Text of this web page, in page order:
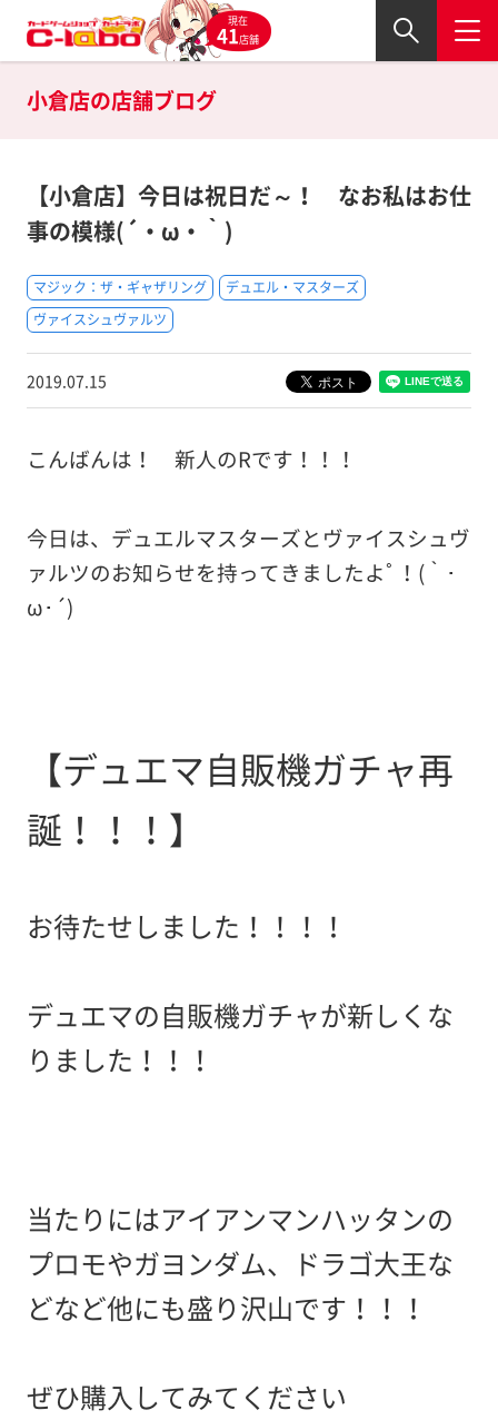
現在
41店舗
小倉店の店舗ブログ
【小倉店】今日は祝日だ～！ なお私はお仕
事の模様(´・ω・｀)
マジック：ザ・ギャザリング
デュエル・マスターズ
ヴァイスシュヴァルツ
2019.07.15
こんばんは！ 新人のRです！！！
今日は、デュエルマスターズとヴァイスシュヴ
ァルツのお知らせを持ってきましたよﾟ！(｀･
ω･´)
【デュエマ自販機ガチャ再
誕！！！】
お待たせしました！！！！
デュエマの自販機ガチャが新しくな
りました！！！
当たりにはアイアンマンハッタンの
プロモやガヨンダム、ドラゴ大王な
どなど他にも盛り沢山です！！！
ぜひ購入してみてください